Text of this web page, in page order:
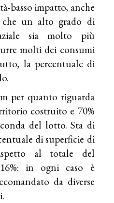
basso impatto, anche
un alto grado di
sia molto più
molti dei consumi
la percentuale di
per quanto riguarda
costruito e 70%
del lotto. Sta di
di superficie di
al totale del
in ogni caso è
da diverse